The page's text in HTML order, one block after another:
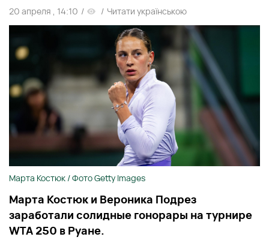
20 апреля , 14:10 / / Читати українською
Марта Костюк / Фото Getty Images
Марта Костюк и Вероника Подрез
заработали солидные гонорары на турнире
WTA 250 в Руане.